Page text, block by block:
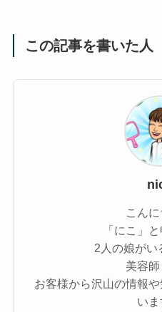
この記事を書いた人
こんに
「にこ」
2人の娘がい
美容
お客様から沢山の情報
いま